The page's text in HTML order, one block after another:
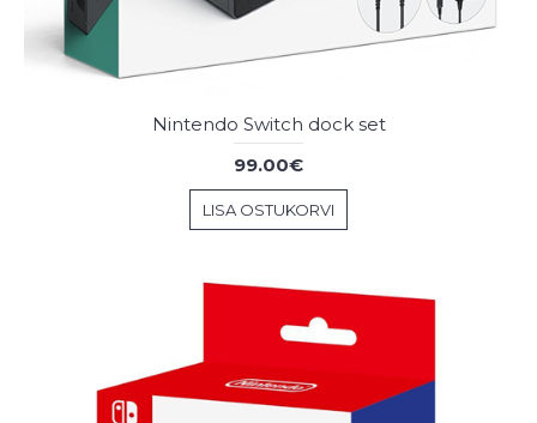
Nintendo Switch dock set
99.00€
LISA OSTUKORVI